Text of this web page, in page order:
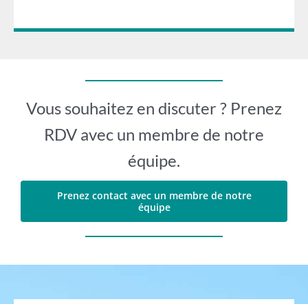
Vous souhaitez en discuter ? Prenez
RDV avec un membre de notre
équipe.
Prenez contact avec un membre de notre
équipe